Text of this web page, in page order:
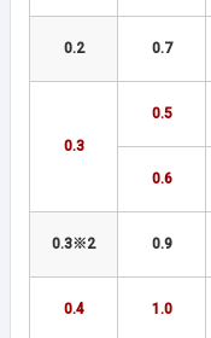
0.2 0.7
0.3
0.5
0.6
0.3※2 0.9
0.4 1.0